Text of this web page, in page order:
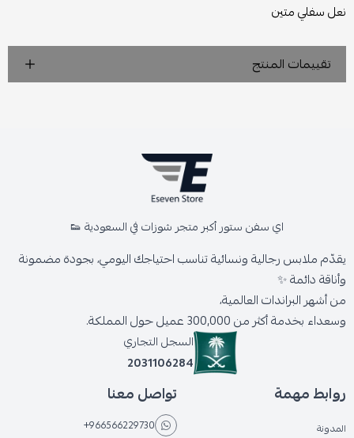
نعل سفلي متين
تقييمات المنتج
اي سفن ستور أكبر متجر شوزات في السعودية 👟
يقدّم ملابس رجالية ونسائية تناسب احتياجك اليومي، بجودة مضمونة
وأناقة دائمة ✨
من أشهر البراندات العالمية،
وسعداء بخدمة أكثر من 300,000 عميل حول المملكة.
السجل التجاري
2031106284
روابط مهمة
المدونة
تواصل معنا
+966566229730